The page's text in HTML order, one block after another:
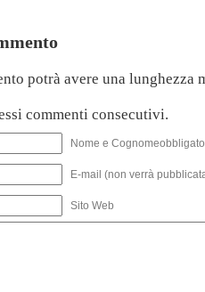
potrà avere una lunghezza
commenti consecutivi.
Nome e
E-mail (non verrà
Sito Web